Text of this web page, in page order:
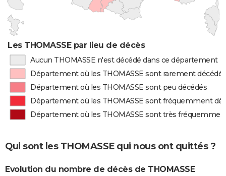
Les THOMASSE par lieu de décès
Aucun THOMASSE n'est décédé dans ce département
Département où les THOMASSE sont rarement décédés
Département où les THOMASSE sont peu décédés
Département où les THOMASSE sont fréquemment
Département où les THOMASSE sont très
Qui sont les THOMASSE qui nous ont quittés ?
Evolution du nombre de décès de THOMASSE